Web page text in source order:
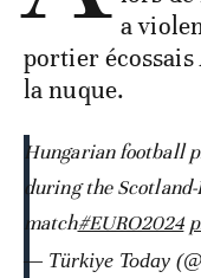
a
portier
la nuque.
Hungarian football
during the
match#EURO2024
— Türkiye Today